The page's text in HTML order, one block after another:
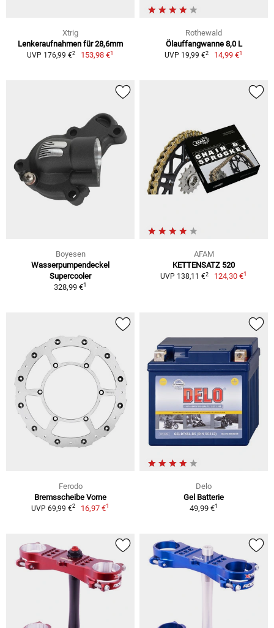
Xtrig
Lenkeraufnahmen für 28,6mm
UVP 176,99 €2 153,98 €1
Rothewald
Ölauffangwanne 8,0 L
UVP 19,99 €2 14,99 €1
Boyesen
Wasserpumpendeckel
Supercooler
328,99 €1
AFAM
KETTENSATZ 520
UVP 138,11 €2 124,30 €1
Ferodo
Bremsscheibe Vorne
UVP 69,99 €2 16,97 €1
Delo
Gel Batterie
49,99 €1